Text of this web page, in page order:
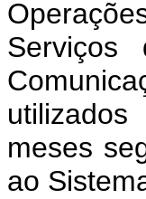
Serviços
meses
ao